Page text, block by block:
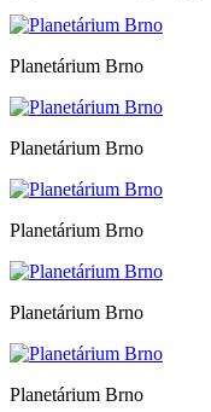
Planetárium Brno
Planetárium Brno
Planetárium Brno
Planetárium Brno
Planetárium Brno